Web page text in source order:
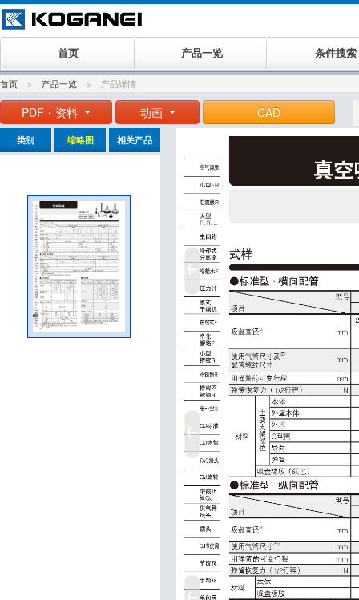
首页 产品一览 条件搜索
首页 产品一览 产品详情
PDF・资料 动画 CAD
类别 缩略图 相关产品